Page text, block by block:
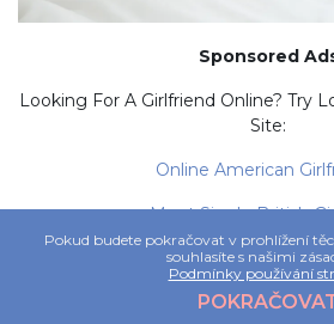
Sponsored
Looking For A Girlfriend Online? Try
Site:
Online American
Meet Single British
Czech Girlfriend
Dating Australian
Pokud budete pokračovat v prohlížení
souhlasíte s našimi
Podmínky používání